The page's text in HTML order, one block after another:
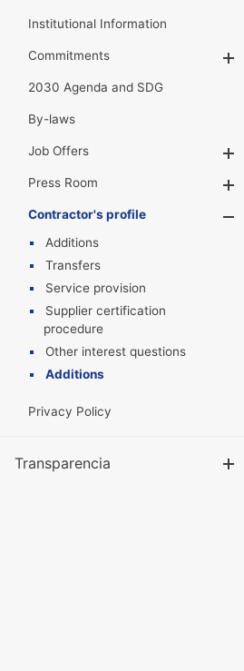
Institutional Information
Commitments
2030 Agenda and SDG
By-laws
Job Offers
Press Room
Contractor's profile
Additions
Transfers
Service provision
Supplier certification
procedure
Other interest questions
Additions
Privacy Policy
Transparencia